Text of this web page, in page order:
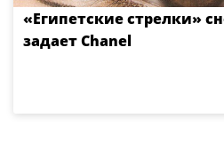
«Египетские стрелки»
задает Chanel